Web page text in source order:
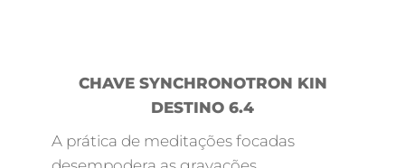
CHAVE SYNCHRONOTRON KIN
DESTINO 6.4
A prática de meditações focadas